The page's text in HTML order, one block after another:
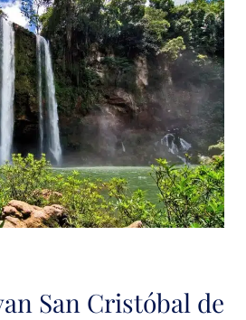
San Cristóbal de